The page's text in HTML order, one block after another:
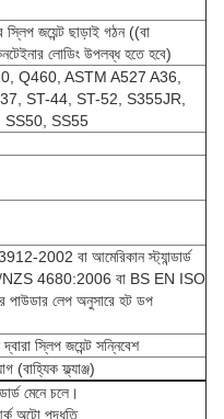
স্লিপ জয়েন্ট ছাড়াই গঠন ((বা
লোডিং উপলব্ধ হতে হবে)
Q460, ASTM A527 A36,
ST-44, ST-52, S355JR,
SS50, SS55
2002 বা আমেরিকান স্ট্যান্ডার্ড
4680:2006 বা BS EN ISO
পাউডার লেপ অনুসারে হট ডপ
স্লিপ জয়েন্ট সন্নিবেশ
(বাহ্যিক ফ্ল্যাঞ্জ)
মেনে চলে।
অটো পদ্ধতি